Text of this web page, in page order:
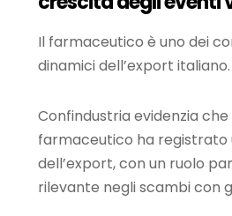
Il farmaceutico è uno dei
dinamici dell’export italiano.
Confindustria evidenzia
farmaceutico ha
dell’export, con un ruolo
rilevante negli scambi con